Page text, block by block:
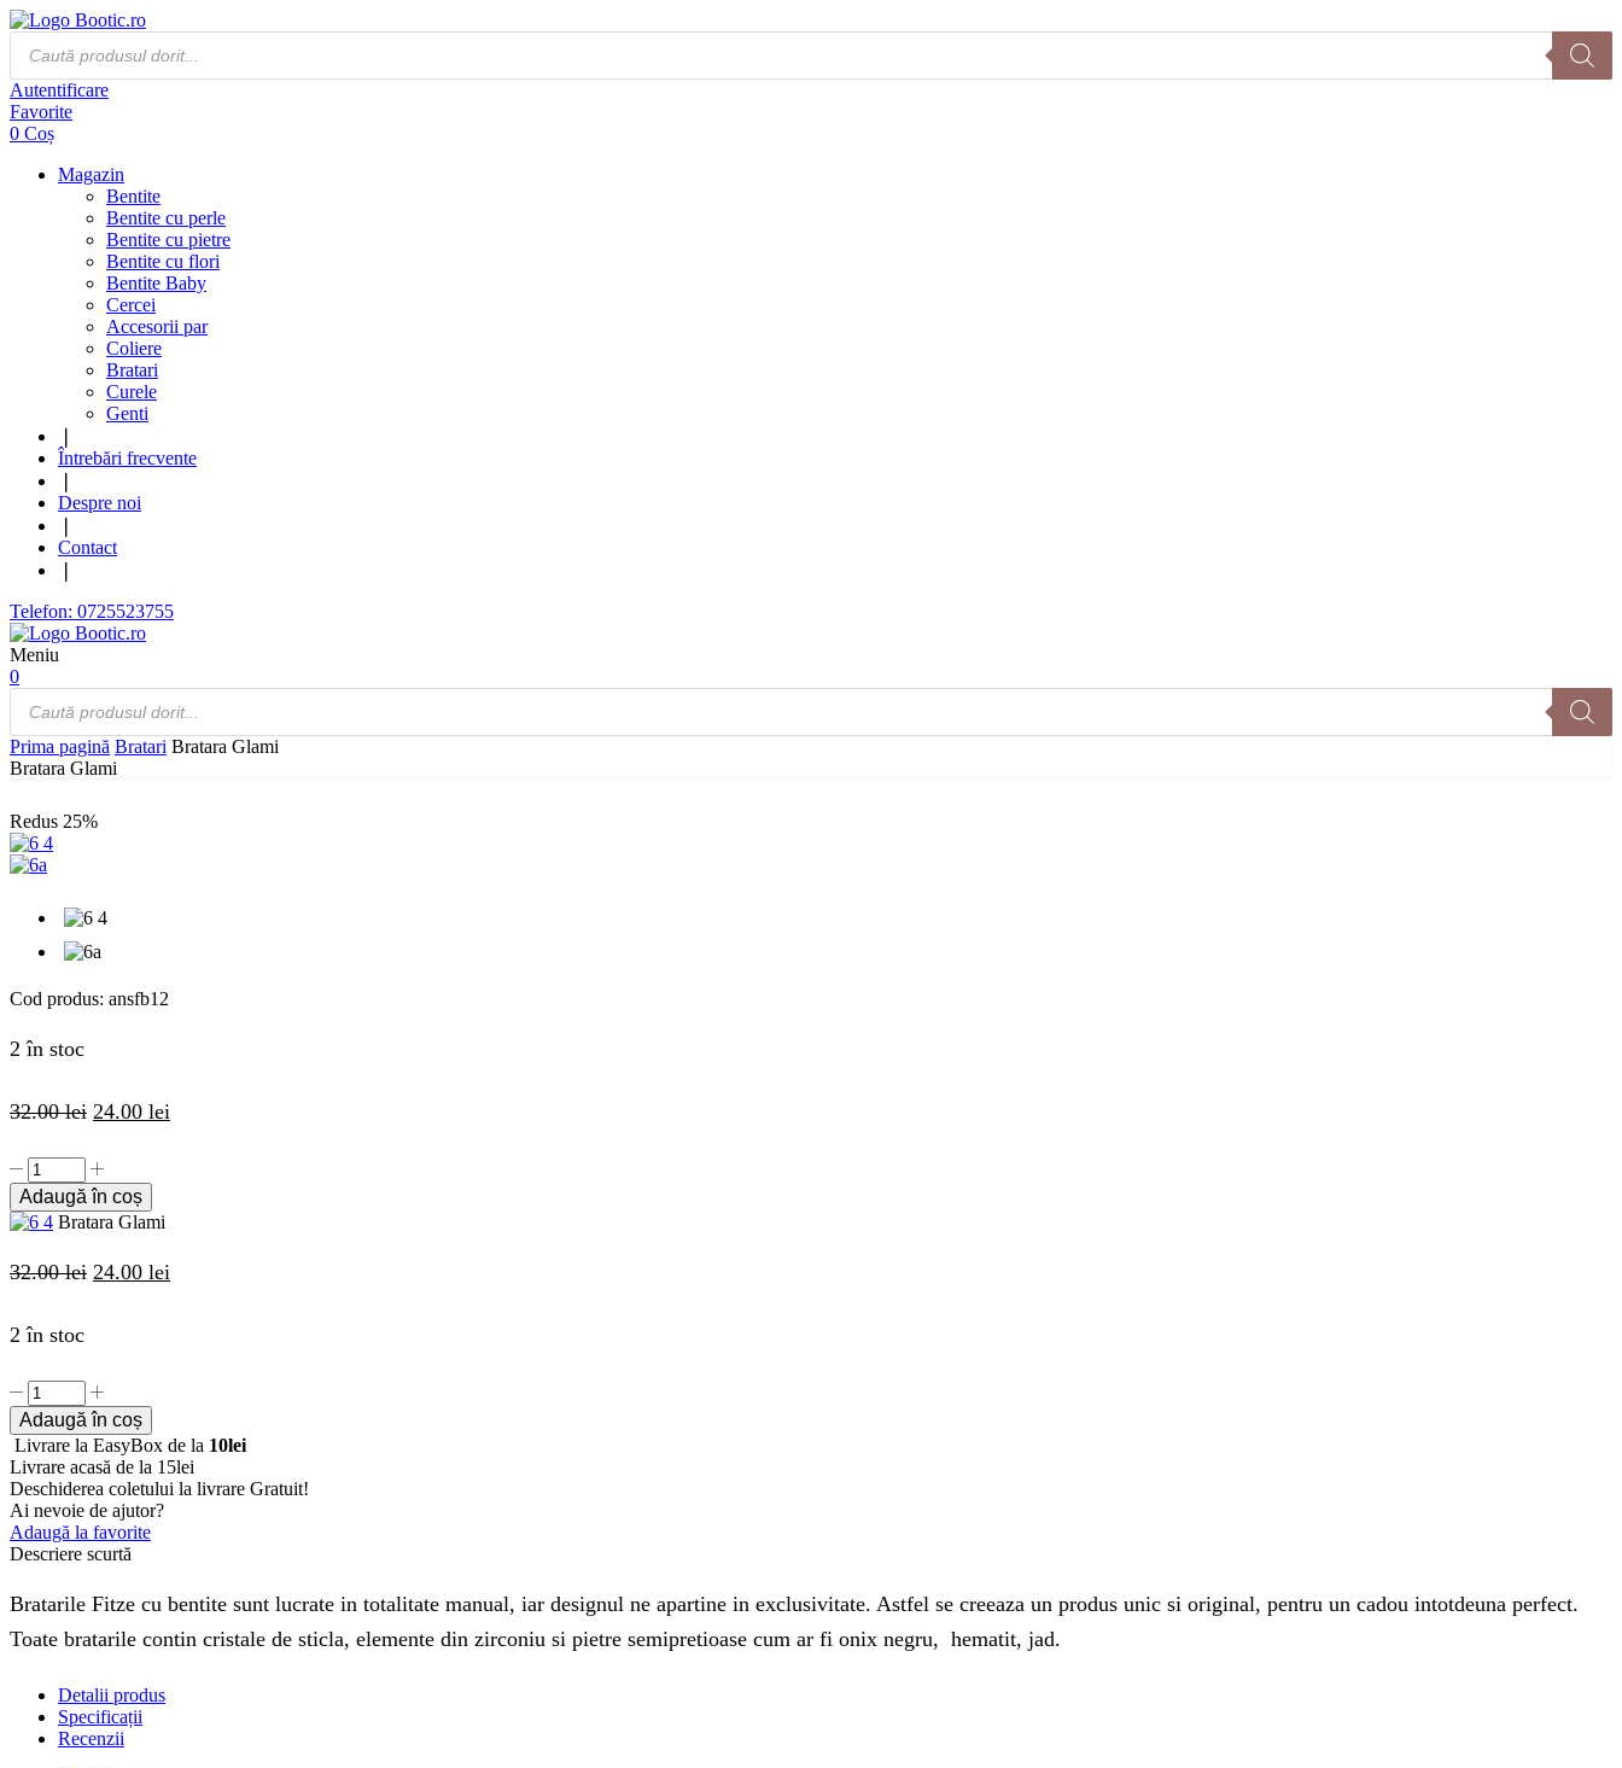
Products
search
Autentificare
Favorite
0 Coș
Magazin
Bentite
Bentite cu perle
Bentite cu pietre
Bentite cu flori
Bentite Baby
Cercei
Accesorii par
Coliere
Bratari
Curele
Genti
Întrebări frecvente
Despre noi
Contact
Telefon: 0725523755
Meniu
0
Products
search
Prima pagină Bratari Bratara Glami
Bratara Glami
Redus 25%
Cod produs: ansfb12
2 în stoc
32.00lei Prețul
a
fost:
24.00 lei
Cantitate
Bratara
Glami
Adaugă în coș
Bratara Glami
32.00lei Prețul
32.00 lei.
24.00 lei
2 în stoc
Cantitate
Bratara
Glami
Adaugă în coș
Livrare la EasyBox de la 10lei
Livrare acasă de la 15lei
Deschiderea coletului la livrare Gratuit!
Ai nevoie de ajutor?
Adaugă la favorite
Descriere scurtă
Bratarile Fitze cu bentite sunt lucrate in totalitate manual, iar designul ne apartine in exclusivitate. Astfel se creeaza un produs unic si original, pentru un cadou intotdeuna perfect.
Toate bratarile contin cristale de sticla, elemente din zirconiu si pietre semipretioase cum ar fi onix negru, hematit, jad.
Detalii produs
Specificații
Recenzii